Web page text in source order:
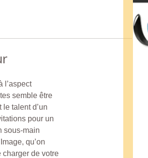
l’aspect
semble être
talent d’un
pour un
sous-main
qu’on
charger de votre